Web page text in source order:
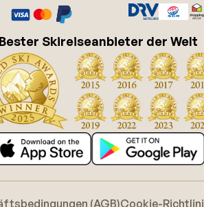
Bester Skireiseanbieter der Welt
(AGB)Cookie-